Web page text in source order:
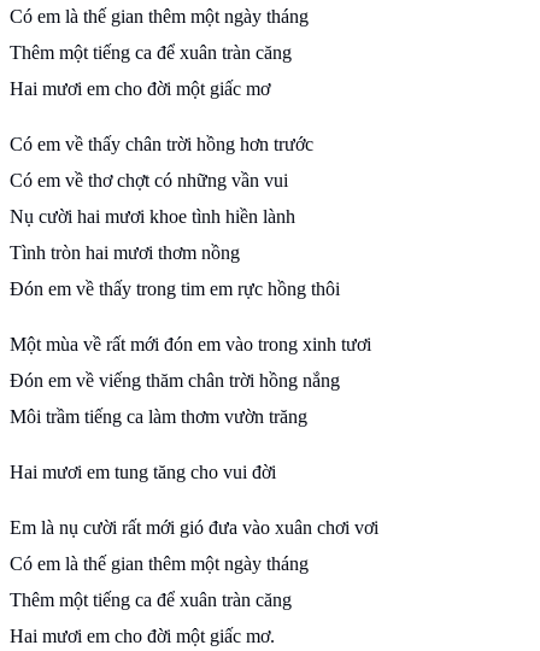
Có em là thế gian thêm một ngày tháng
Thêm một tiếng ca để xuân tràn căng
Hai mươi em cho đời một giấc mơ
Có em về thấy chân trời hồng hơn trước
Có em về thơ chợt có những vần vui
Nụ cười hai mươi khoe tình hiền lành
Tình tròn hai mươi thơm nồng
Đón em về thấy trong tim em rực hồng thôi
Một mùa về rất mới đón em vào trong xinh tươi
Đón em về viếng thăm chân trời hồng nắng
Môi trầm tiếng ca làm thơm vườn trăng
Hai mươi em tung tăng cho vui đời
Em là nụ cười rất mới gió đưa vào xuân chơi vơi
Có em là thế gian thêm một ngày tháng
Thêm một tiếng ca để xuân tràn căng
Hai mươi em cho đời một giấc mơ.